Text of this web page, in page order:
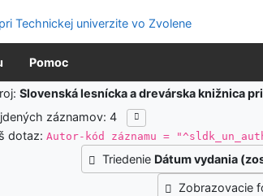
Pomoc
Slovenská lesnícka a drevárska knižnica
záznamov: 4
dotaz:Autor-kód záznamu =
Triedenie Dátum vydania
Zobrazovacie